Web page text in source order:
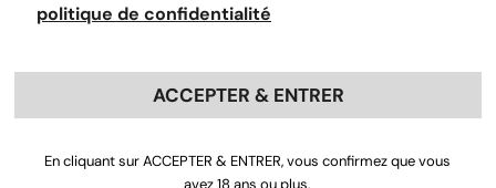
politique de confidentialité
ACCEPTER & ENTRER
En cliquant sur ACCEPTER & ENTRER, vous confirmez que vous
avez 18 ans ou plus.